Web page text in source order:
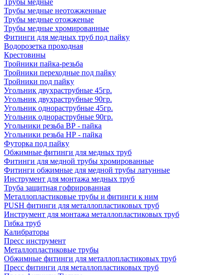
Трубы медные неотожженные
Трубы медные отожженые
Трубы медные хромированные
Фитинги для медных труб под пайку
Водорозетка проходная
Крестовины
Тройники пайка-резьба
Тройники переходные под пайку
Тройники под пайку
Угольник двухраструбные 45гр.
Угольник двухраструбные 90гр.
Угольник однораструбные 45гр.
Угольник однораструбные 90гр.
Угольники резьба ВР - пайка
Угольники резьба НР - пайка
Футорка под пайку
Обжимные фитинги для медных труб
Фитинги для медной трубы хромированные
Фитинги обжимные для медной трубы латунные
Инструмент для монтажа медных труб
Труба защитная гофрированная
Металлопластиковые трубы и фитинги к ним
PUSH фитинги для металлопластиковых труб
Инструмент для монтажа металлопластиковых труб
Гибка труб
Калибраторы
Пресс инструмент
Металлопластиковые трубы
Обжимные фитинги для металлопластиковых труб
Пресс фитинги для металлопластиковых труб